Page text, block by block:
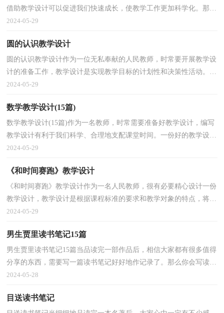
借助教学设计可以促进我们快速成长，使教学工作更加科学化。那要
怎么写好教学设计呢？以下是小编收集整理的写字教学...
2024-05-29
圆的认识教学设计
圆的认识教学设计作为一位无私奉献的人民教师，时常要开展教学设
计的准备工作，教学设计是实现教学目标的计划性和决策性活动。我
们该怎么去写教学设计呢？以下是小编为大家整理的...
2024-05-29
数学教学设计(15篇)
数学教学设计(15篇)作为一名教师，时常需要准备好教学设计，编写
教学设计有利于我们科学、合理地支配课堂时间。一份好的教学设计
是什么样子的呢？以下是小编收集整理的数学教学设...
2024-05-29
《和时间赛跑》教学设计
《和时间赛跑》教学设计作为一名人民教师，很有必要精心设计一份
教学设计，教学设计是根据课程标准的要求和教学对象的特点，将教
学诸要素有序安排，确定合适的教学方案的设想和计划...
2024-05-29
男生贾里读书笔记15篇
男生贾里读书笔记15篇当品读完一部作品后，相信大家都有很多值得
分享的东西，需要写一篇读书笔记好好地作记录了。那么你会写读书
笔记吗？以下是小编帮大家整理的男生贾里读书笔记...
2024-05-28
目送读书笔记